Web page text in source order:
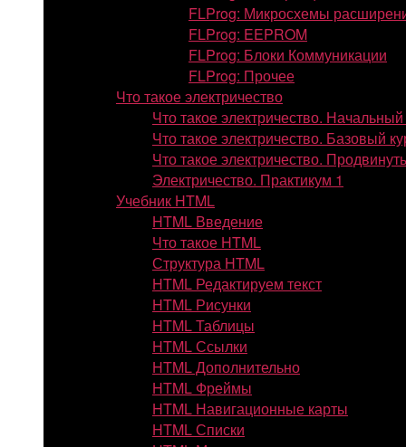
FLProg: Микросхемы
FLProg: EEPROM
FLProg: Блоки Коммуникации
FLProg: Прочее
Что такое электричество
Что такое электричество. Начальный
Что такое электричество. Базовый
Что такое электричество.
Электричество. Практикум 1
Учебник HTML
HTML Введение
Что такое HTML
Структура HTML
HTML Редактируем текст
HTML Рисунки
HTML Таблицы
HTML Ссылки
HTML Дополнительно
HTML Фреймы
HTML Навигационные карты
HTML Списки